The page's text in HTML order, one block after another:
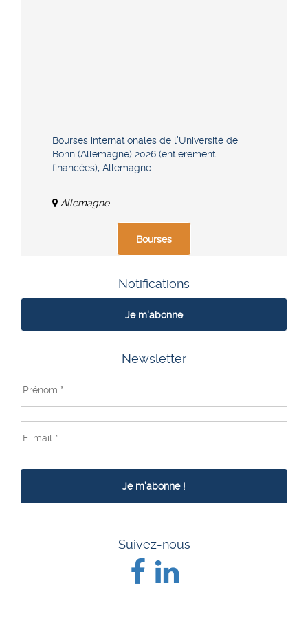
Bourses internationales de l’Université de
Bonn (Allemagne) 2026 (entièrement
financées), Allemagne
Allemagne
Bourses
Notifications
Je m'abonne
Newsletter
Suivez-nous